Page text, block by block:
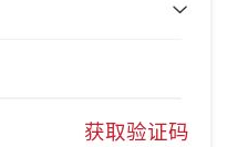
获取验证码